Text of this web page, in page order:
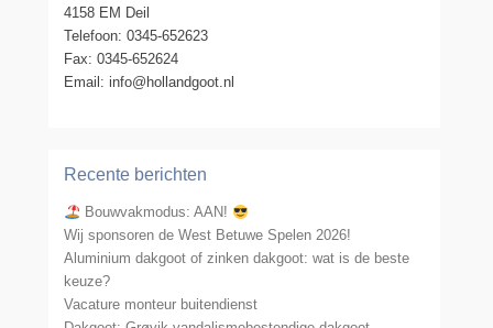
4158 EM Deil
Telefoon: 0345-652623
Fax: 0345-652624
Email: info@hollandgoot.nl
Recente berichten
Bouwvakmodus: AAN!
Wij sponsoren de West Betuwe Spelen 2026!
Aluminium dakgoot of zinken dakgoot: wat is de beste
keuze?
Vacature monteur buitendienst